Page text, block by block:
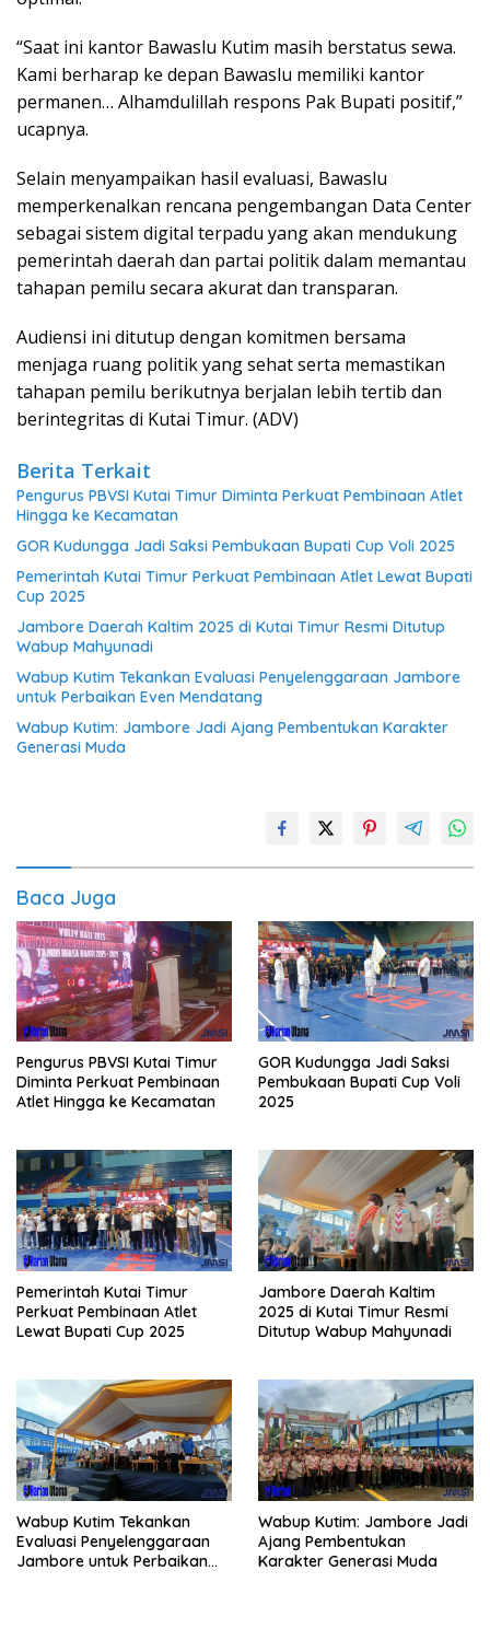
“Saat ini kantor Bawaslu Kutim masih berstatus sewa.
Kami berharap ke depan Bawaslu memiliki kantor
permanen… Alhamdulillah respons Pak Bupati positif,”
ucapnya.
Selain menyampaikan hasil evaluasi, Bawaslu
memperkenalkan rencana pengembangan Data Center
sebagai sistem digital terpadu yang akan mendukung
pemerintah daerah dan partai politik dalam memantau
tahapan pemilu secara akurat dan transparan.
Audiensi ini ditutup dengan komitmen bersama
menjaga ruang politik yang sehat serta memastikan
tahapan pemilu berikutnya berjalan lebih tertib dan
berintegritas di Kutai Timur. (ADV)
Berita Terkait
Pengurus PBVSI Kutai Timur Diminta Perkuat Pembinaan Atlet
Hingga ke Kecamatan
GOR Kudungga Jadi Saksi Pembukaan Bupati Cup Voli 2025
Pemerintah Kutai Timur Perkuat Pembinaan Atlet Lewat Bupati
Cup 2025
Jambore Daerah Kaltim 2025 di Kutai Timur Resmi Ditutup
Wabup Mahyunadi
Wabup Kutim Tekankan Evaluasi Penyelenggaraan Jambore
untuk Perbaikan Even Mendatang
Wabup Kutim: Jambore Jadi Ajang Pembentukan Karakter
Generasi Muda
Baca Juga
Pengurus PBVSI Kutai Timur
Diminta Perkuat Pembinaan
Atlet Hingga ke Kecamatan
GOR Kudungga Jadi Saksi
Pembukaan Bupati Cup Voli
2025
Pemerintah Kutai Timur
Perkuat Pembinaan Atlet
Lewat Bupati Cup 2025
Jambore Daerah Kaltim
2025 di Kutai Timur Resmi
Ditutup Wabup Mahyunadi
Wabup Kutim Tekankan
Evaluasi Penyelenggaraan
Jambore untuk Perbaikan
Wabup Kutim: Jambore Jadi
Ajang Pembentukan
Karakter Generasi Muda